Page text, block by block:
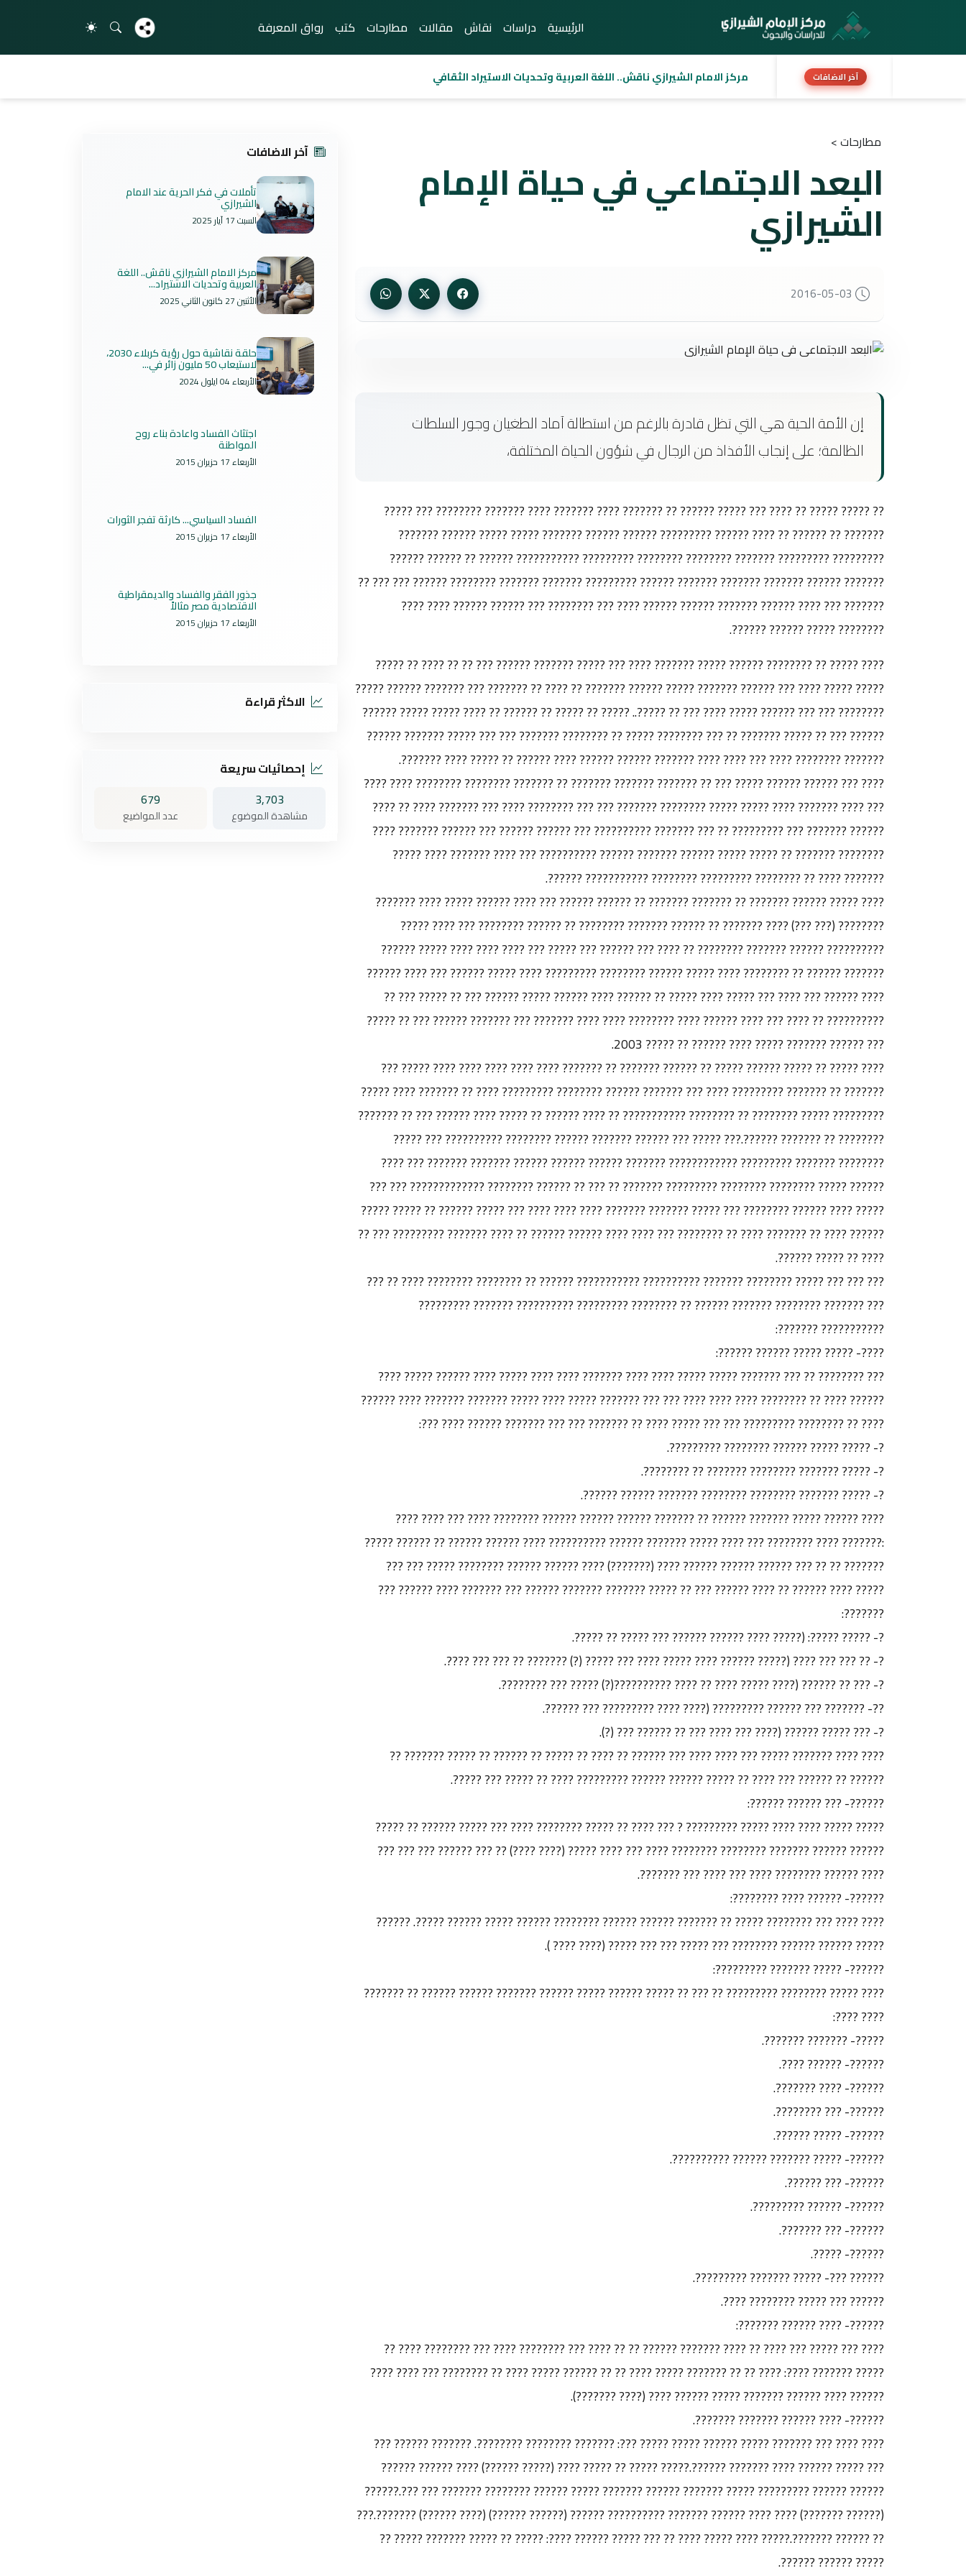
الرئيسية دراسات نقاش مقالات مطارحات كتب رواق المعرفة
آخر الاضافات مركز الامام الشيرازي ناقش.. اللغة العربية وتحديات الاستيراد الثقافي
مطارحات >
البعد الاجتماعي في حياة الإمام
الشيرازي
2016-05-03
إن الأمة الحية هي التي تظل قادرة بالرغم من استطالة آماد الطغيان وجور السلطات
الظالمة؛ على إنجاب الأفذاذ من الرجال في شؤون الحياة المختلفة،
?? ????? ????? ?? ???? ??? ????? ?????? ?? ??????? ???? ??????? ???? ??????? ???????? ??? ?????
??????? ?? ?????? ?? ???? ?????? ????????? ?????? ?????? ??????? ????? ????? ?????? ???????
????????? ????????? ??????? ???????? ???????? ????????? ??????????? ?????? ?? ?????? ??????
??????? ?????? ??????? ??????? ??????? ?????? ????????? ??????? ??????? ???????? ?????? ??? ??? ??
??????? ??? ???? ?????? ??????? ?????? ?????? ???? ??? ???????? ??? ?????? ?????? ???? ????
???????? ????? ?????? ??????.
???? ????? ?? ???????? ?????? ????? ??????? ???? ??? ????? ??????? ?????? ??? ?? ?? ???? ?? ?????
????? ????? ???? ??? ?????? ??????? ????? ?????? ??????? ?? ???? ?? ??????? ??? ??????? ?????? ?????
???????? ??? ??? ?????? ????? ???? ??? ?? ?????.. ????? ?? ????? ?? ?????? ?? ???? ????? ????? ??????
?????? ??? ?? ????? ??????? ?? ??? ???????? ????? ?? ???????? ??????? ??? ??? ????? ??????? ??????
??????? ???????? ???? ??? ???? ???? ??????? ?????? ?????? ???? ?????? ?? ????? ???? ???????.
???? ??? ?????? ?????? ????? ??? ?? ??????? ??????? ??????? ?? ??????? ???????? ???????? ???? ????
??? ???? ??????? ???? ????? ????? ???????? ??????? ??? ??? ???????? ???? ??? ??????? ???? ?? ????
?????? ??????? ??? ????????? ?? ??? ??????? ?????????? ??? ?????? ?????? ??? ?????? ??????? ????
???????? ??????? ?? ????? ????? ?????? ??????? ?????? ?????????? ??? ???? ??????? ???? ?????
??????? ???? ?? ???????? ????????? ???????? ??????????? ??????.
???? ????? ?????? ??????? ?? ??????? ??????? ?? ?????? ?????? ??? ???? ?????? ????? ???? ???????
???????? (??? ???) ???? ??????? ?? ?????? ??????? ???????? ?? ?????? ???????? ??? ???? ?????
?????????? ?????? ??????? ???????? ?? ???? ??? ?????? ??? ????? ??? ???? ???? ???? ????? ??????
??????? ?????? ?? ???????? ???? ????? ?????? ???????? ????????? ???? ????? ?????? ??? ???? ??????
???? ?????? ??? ???? ??? ????? ???? ????? ?? ?????? ???? ?????? ????? ?????? ??? ?? ????? ??? ??
?????????? ?? ???? ??? ???? ?????? ???? ???????? ???? ???? ??????? ??? ??????? ?????? ??? ?? ?????
??? ?????? ??????? ????? ???? ?????? ?? ????? 2003.
???? ????? ?? ????? ?????? ????? ?? ?????? ??????? ?? ??????? ???? ???? ???? ???? ???? ????? ???
??????? ?? ??????? ????????? ???? ??? ??????? ?????? ???????? ????????? ???? ?? ??????? ???? ?????
????????? ????? ???????? ?? ???????? ??????????? ?? ???? ?????? ?? ????? ???? ?????? ??? ?? ???????
???????? ?? ??????? ??????.??? ????? ??? ?????? ??????? ?????? ???????? ?????????? ??? ?????
???????? ??????? ????????? ???????????? ??????? ?????? ?????? ?????? ??????? ??????? ??? ????
?????? ????? ???????? ???????? ????????? ??????? ?? ??? ?? ?????? ???????? ????????????? ??? ???
????? ???? ?????? ???????? ??? ????? ??????? ??????? ???? ???? ???? ??? ????? ?????? ?? ????? ?????
?????? ???? ?? ??????? ???? ?? ???????? ??? ???? ???? ?????? ?????? ?? ???? ??????? ????????? ??? ??
???? ?? ????? ??????.
??? ??? ??? ????? ???????? ??????? ?????????? ??????????? ?????? ?? ???????? ???????? ???? ?? ???
??? ??????? ???????? ??????? ?????? ?? ???????? ????????? ?????????? ??????? ?????????
??????????? ???????:
????- ????? ????? ?????? ??????:
??? ???????? ?? ??? ??????? ????? ????? ???? ???? ??????? ???? ???? ????? ???? ?????? ????? ????
?????? ???? ?? ???????? ???? ???? ???? ??? ??? ??????? ????? ???? ????? ??????? ??????? ???? ??????
???? ?? ???????? ????????? ??? ??? ????? ???? ?? ??????? ??? ??? ??????? ?????? ???? ???:
?- ????? ????? ?????? ???????? ?????????.
?- ????? ??????? ???????? ??????? ?? ????????.
?- ????? ??????? ???????? ???????? ??????? ?????? ??????.
???? ?????? ????? ??????? ?????? ?? ??????? ?????? ?????? ?????? ???????? ???? ??? ???? ????
:??????? ???? ???????? ??? ???? ????? ??????? ?????? ?????????? ???? ?????? ?????? ?? ?????? ?????
??????? ?? ?? ??? ?????? ?????? ?????? ???? (???????) ???? ?????? ?????? ???????? ????? ??? ???
????? ???? ?????? ?? ???? ?????? ??? ?? ????? ??????? ??????? ?????? ??? ??????? ???? ?????? ???
???????:
?- ????? ?????: (????? ???? ?????? ?????? ??? ????? ?? ?????.
?- ?? ??? ??? ???? (????? ?????? ???? ????? ???? ??? ????? (?) ??????? ?? ??? ??? ????.
?- ??? ?? ?????? (???? ????? ???? ?? ???? ??????????(?) ????? ??? ????????.
??- ??????? ??? ?????? ????????? (???? ???? ????????? ??? ??????.
?- ??? ????? ?????? (???? ??? ???? ??? ?? ?????? ??? (?).
???? ???? ??????? ????? ??? ???? ???? ??? ?????? ?? ???? ?? ????? ?? ?????? ?? ????? ??????? ??
?????? ?? ?????? ??? ???? ?? ????? ?????? ?????? ????????? ???? ?? ????? ??? ?????.
??????- ??? ?????? ??????:
????? ????? ???? ???? ????? ????????? ? ??? ???? ?? ????? ???????? ???? ??? ????? ?????? ?? ?????
?????? ?????? ??????? ???????? ???????? ???? ??? ???? ????? (???? ????) ?? ??? ?????? ??? ??? ???
???? ?????? ???????? ???? ??? ???? ??? ???????.
??????- ?????? ???? ????????:
???? ???? ??? ???????? ????? ?? ??????? ?????? ?????? ???????? ?????? ????? ?????? ?????. ??????
????? ?????? ?????? ???????? ??? ????? ??? ??? ????? (???? ???? ).
??????- ????? ??????? ?????????:
???? ????? ???????? ????????? ?? ??? ?? ????? ?????? ????? ?????? ??????? ?????? ?????? ?? ???????
???? ????:
?????- ??????? ???????.
??????- ?????? ????.
??????- ???? ???????.
??????- ??? ????????.
??????- ????? ??????.
??????- ????? ??????? ?????? ??????????.
??????- ??? ??????.
??????- ?????? ?????????.
??????- ??? ???????.
??????- ?????.
?????? ???- ????? ??????? ?????????.
?????? ??? ????? ???????? ????.
??????- ???? ?????? ???????:
???? ??? ????? ??? ???? ?? ???? ??????? ?????? ?? ?? ???? ??? ???????? ???? ??? ???????? ???? ??
????? ??????? ????: ???? ?? ?? ??????? ????? ???? ?? ?? ?????? ????? ???? ?? ???????? ??? ???? ????
?????? ???? ?????? ??????? ????? ?????? ???? (???? ???????).
??????- ???? ?????? ??????? ???????.
???? ???? ??? ??????? ????? ?????? ????? ????? ???: ??????? ???????? ????????. ??????? ?????? ???
??? ????? ?????? ???? ??????? ??????.????? ????? ?? ????? ???? (????? ??????) ???? ?????? ??????
?????? ?????? ????????? ????? ??????? ?????? ??????? ????? ?????? ???????? ??????? ??? ???.??????
(?????? ???????) ???? ???? ?????? ??????? ?????????? ?????? (?????? ??????) (???? ??????) ???????.???
?? ?????? ???????.????? ???? ????? ???? ?? ??? ????? ?????? ????: ????? ?? ????? ??????? ????? ??
????? ?????? ??????.
آخر الاضافات
تأملات في فكر الحرية عند الامام
الشيرازي
السبت 17 آيار 2025
مركز الامام الشيرازي ناقش.. اللغة
العربية وتحديات الاستيراد...
الأثنين 27 كانون الثاني 2025
حلقة نقاشية حول رؤية كربلاء 2030،
لاستيعاب 50 مليون زائر في...
الأربعاء 04 ايلول 2024
اجتثاث الفساد واعادة بناء روح
المواطنة
الأربعاء 17 حزيران 2015
الفساد السياسي... كارثة تفجر الثورات
الأربعاء 17 حزيران 2015
جذور الفقر والفساد والديمقراطية
الاقتصادية مصر مثالاً
الأربعاء 17 حزيران 2015
الاكثر قراءة
إحصائيات سريعة
3,703
مشاهدة الموضوع
679
عدد المواضيع